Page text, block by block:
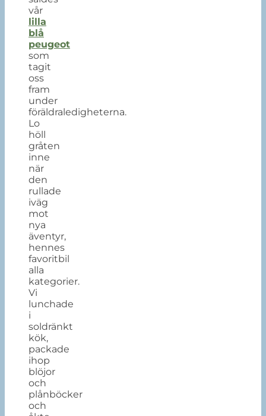
vår
lilla
blå
peugeot
som
tagit
oss
fram
under
föräldraledigheterna.
Lo
höll
gråten
inne
när
den
rullade
iväg
mot
nya
äventyr,
hennes
favoritbil
alla
kategorier.
Vi
lunchade
i
soldränkt
kök,
packade
ihop
blöjor
och
plånböcker
och